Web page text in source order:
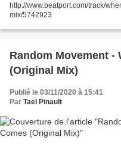
http://www.beatport.com/track/
mix/5742923
Random Movement -
(Original Mix)
Publié le 03/11/2020 à 15:41
Par Tael Pinault